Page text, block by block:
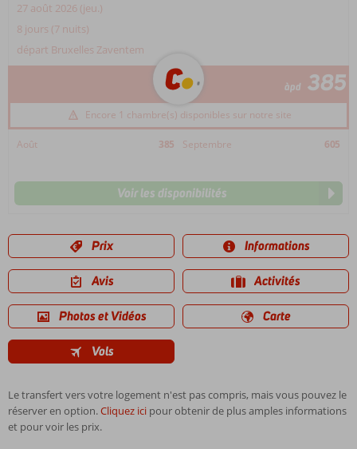
27 août 2026 (jeu.)
8 jours (7 nuits)
départ Bruxelles Zaventem
àpd 385
Encore 1 chambre(s) disponibles sur notre site
Août 385 Septembre 605
Voir les disponibilités
Prix Informations
Avis Activités
Photos et Vidéos Carte
Vols
Le transfert vers votre logement n'est pas compris, mais vous pouvez le
réserver en option.Cliquez ici pour obtenir de plus amples informations
et pour voir les prix.